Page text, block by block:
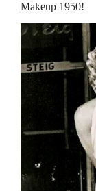
Makeup 1950!